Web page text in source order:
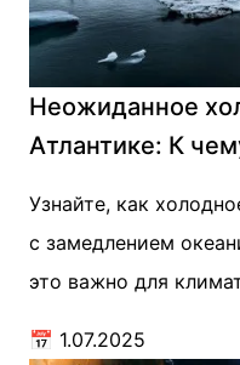
Неожиданное
Атлантике: К
Узнайте, как
с замедлением
это важно для
📅 1.07.2025